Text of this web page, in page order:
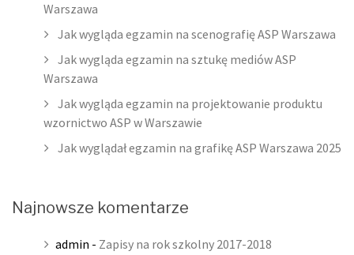
Warszawa
Jak wygląda egzamin na scenografię ASP Warszawa
Jak wygląda egzamin na sztukę mediów ASP
Warszawa
Jak wygląda egzamin na projektowanie produktu
wzornictwo ASP w Warszawie
Jak wyglądał egzamin na grafikę ASP Warszawa 2025
Najnowsze komentarze
admin - Zapisy na rok szkolny 2017-2018